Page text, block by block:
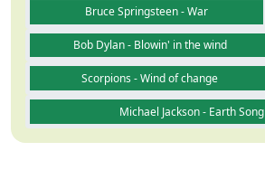
Bruce Springsteen - War
Bob Dylan - Blowin' in the wind
Scorpions - Wind of change
Michael Jackson - Earth Song